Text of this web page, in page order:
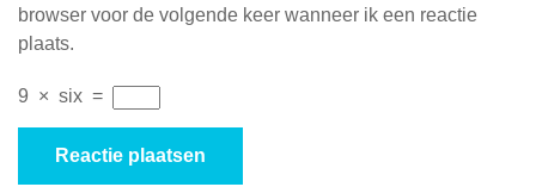
browser voor de volgende keer wanneer ik een reactie
plaats.
9 × six =